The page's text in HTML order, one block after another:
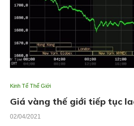
Kinh Tế Thế Giới
Giá vàng thế giới tiếp tục
02/04/2021